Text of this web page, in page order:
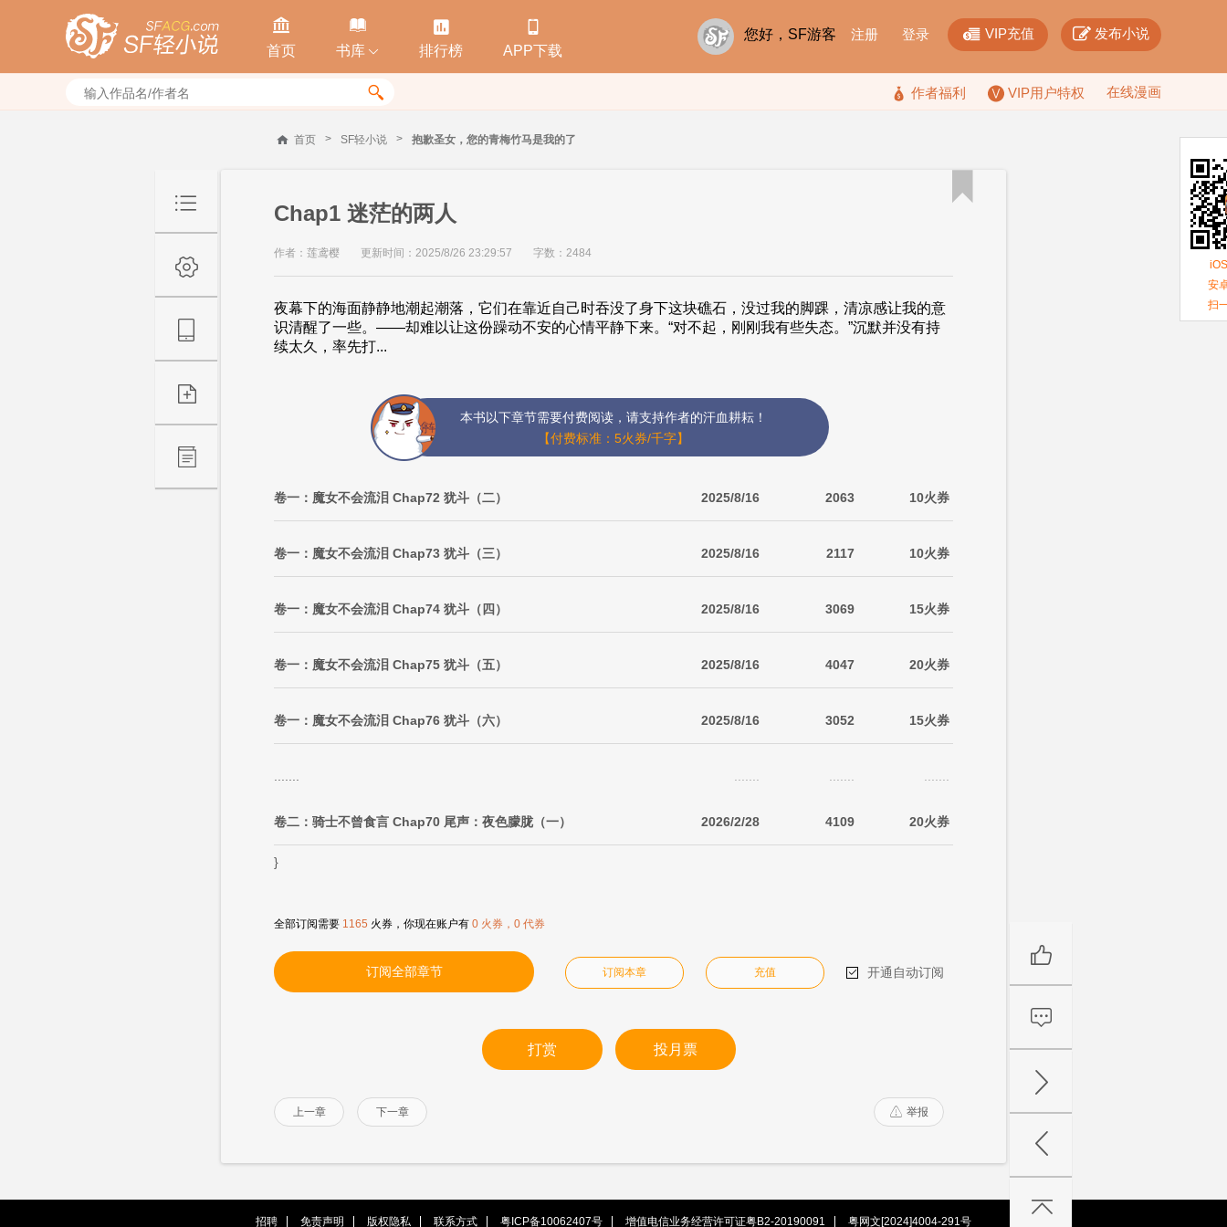

首页

书库 

排行榜

APP下载
您好，SF游客 注册 登录  VIP充值  发布小说
  作者福利 VIP用户特权 在线漫画
首页 > SF轻小说 > 抱歉圣女，您的青梅竹马是我的了
Chap1 迷茫的两人
作者：莲鸢樱 更新时间：2025/8/26 23:29:57 字数：2484
夜幕下的海面静静地潮起潮落，它们在靠近自己时吞没了身下这块礁石，没过我的脚踝，清凉感让我的意
识清醒了一些。——却难以让这份躁动不安的心情平静下来。“对不起，刚刚我有些失态。”沉默并没有持
续太久，率先打...
本书以下章节需要付费阅读，请支持作者的汗血耕耘！
【付费标准：5火券/千字】
卷一：魔女不会流泪 Chap72 犹斗（二） 2025/8/16 2063 10火券
卷一：魔女不会流泪 Chap73 犹斗（三） 2025/8/16 2117 10火券
卷一：魔女不会流泪 Chap74 犹斗（四） 2025/8/16 3069 15火券
卷一：魔女不会流泪 Chap75 犹斗（五） 2025/8/16 4047 20火券
卷一：魔女不会流泪 Chap76 犹斗（六） 2025/8/16 3052 15火券
卷二：骑士不曾食言 Chap70 尾声：夜色朦胧（一） 2026/2/28 4109 20火券
}
全部订阅需要 1165 火券，你现在账户有 0 火券，0 代券
订阅全部章节 订阅本章 充值  开通自动订阅
打赏 投月票
上一章 下一章  举报

招聘 免责声明 版权隐私 联系方式 粤ICP备10062407号 增值电信业务经营许可证粤B2-20190091 粤网文[2024]4004-291号
安
扫